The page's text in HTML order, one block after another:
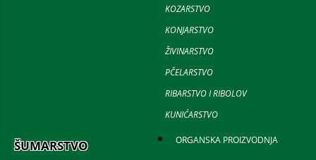
KOZARSTVO
KONJARSTVO
ŽIVINARSTVO
PČELARSTVO
RIBARSTVO I RIBOLOV
KUNIĆARSTVO
ŠUMARSTVO ORGANSKA PROIZVODNJA